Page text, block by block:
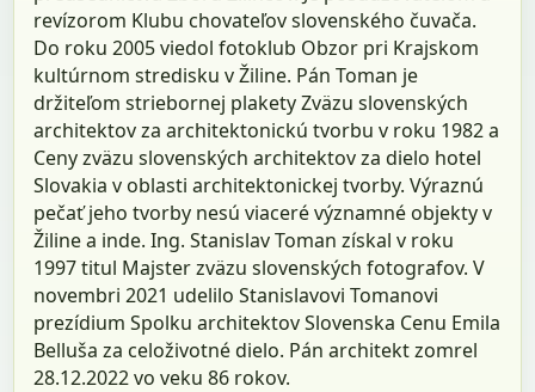
revízorom Klubu chovateľov slovenského čuvača.
Do roku 2005 viedol fotoklub Obzor pri Krajskom
kultúrnom stredisku v Žiline. Pán Toman je
držiteľom striebornej plakety Zväzu slovenských
architektov za architektonickú tvorbu v roku 1982 a
Ceny zväzu slovenských architektov za dielo hotel
Slovakia v oblasti architektonickej tvorby. Výraznú
pečať jeho tvorby nesú viaceré významné objekty v
Žiline a inde. Ing. Stanislav Toman získal v roku
1997 titul Majster zväzu slovenských fotografov. V
novembri 2021 udelilo Stanislavovi Tomanovi
prezídium Spolku architektov Slovenska Cenu Emila
Belluša za celoživotné dielo. Pán architekt zomrel
28.12.2022 vo veku 86 rokov.